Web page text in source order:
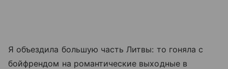
Я объездила большую часть Литвы: то гоняла с
бойфрендом на романтические выходные в